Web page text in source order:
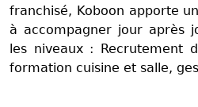
franchisé, Koboon apporte
à accompagner jour après
les niveaux : Recrutement
formation cuisine et salle,